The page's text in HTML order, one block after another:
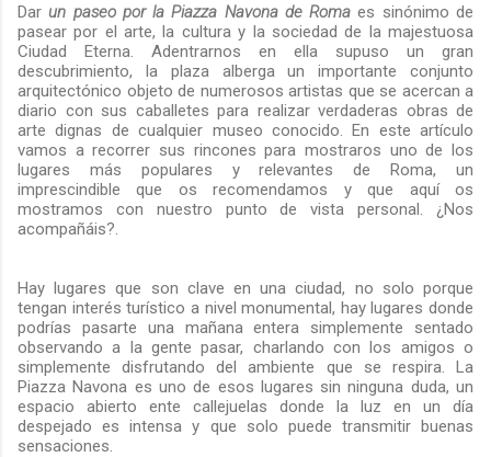
Dar un paseo por la Piazza Navona de Roma es sinónimo de
pasear por el arte, la cultura y la sociedad de la majestuosa
Ciudad Eterna. Adentrarnos en ella supuso un gran
descubrimiento, la plaza alberga un importante conjunto
arquitectónico objeto de numerosos artistas que se acercan a
diario con sus caballetes para realizar verdaderas obras de
arte dignas de cualquier museo conocido. En este artículo
vamos a recorrer sus rincones para mostraros uno de los
lugares más populares y relevantes de Roma, un
imprescindible que os recomendamos y que aquí os
mostramos con nuestro punto de vista personal. ¿Nos
acompañáis?.
Hay lugares que son clave en una ciudad, no solo porque
tengan interés turístico a nivel monumental, hay lugares donde
podrías pasarte una mañana entera simplemente sentado
observando a la gente pasar, charlando con los amigos o
simplemente disfrutando del ambiente que se respira. La
Piazza Navona es uno de esos lugares sin ninguna duda, un
espacio abierto ente callejuelas donde la luz en un día
despejado es intensa y que solo puede transmitir buenas
sensaciones.